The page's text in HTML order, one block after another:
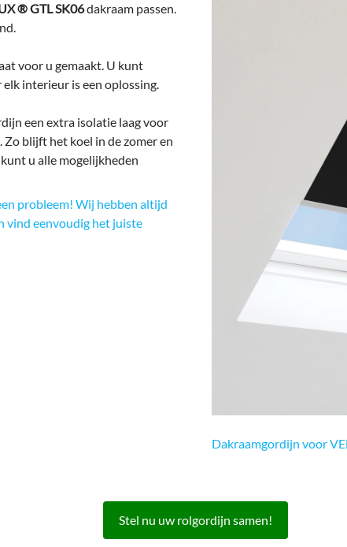
® GTL SK06dakraam passen.
voor u gemaakt. U kunt
interieur is een oplossing.
een extra isolatie laag voor
blijft het koel in de zomer en
u alle mogelijkheden
probleem! Wij hebben altijd
vind eenvoudig het juiste
Dakraamgordijn voor
Stel nu uw rolgordijn samen!